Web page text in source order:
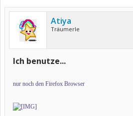
Atiya
Träumerle
Ich benutze...
nur noch den Firefox Browser